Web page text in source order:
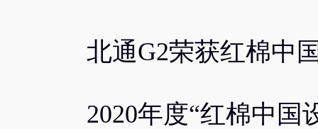
北通G2荣获红棉中
2020年度“红棉中国